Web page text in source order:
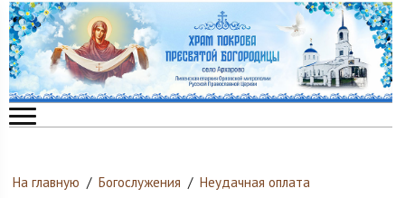
На главную / Богослужения / Неудачная оплата